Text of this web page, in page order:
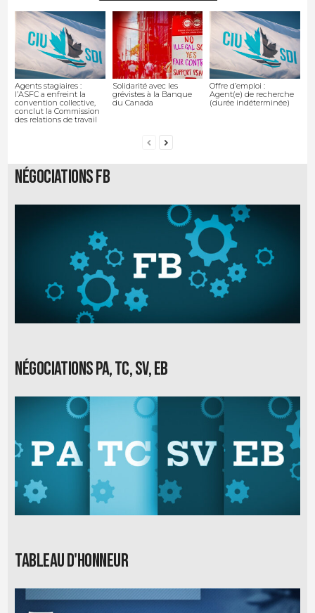
Agents stagiaires :
l’ASFC a enfreint la
convention collective,
conclut la Commission
des relations de travail
Solidarité avec les
grévistes à la Banque
du Canada
Offre d’emploi :
Agent(e) de recherche
(durée indéterminée)
Négociations FB
Négociations PA, TC, SV, EB
Tableau d'honneur